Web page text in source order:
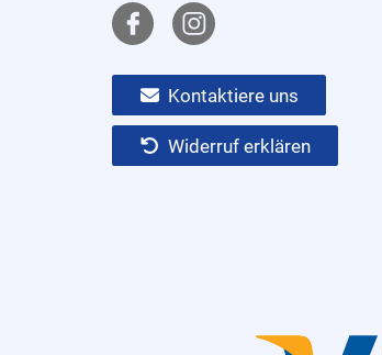
Kontaktiere uns
Widerruf erklären